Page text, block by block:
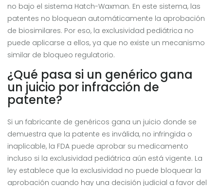
no bajo el sistema Hatch-Waxman. En este sistema, las
patentes no bloquean automáticamente la aprobación
de biosimilares. Por eso, la exclusividad pediátrica no
puede aplicarse a ellos, ya que no existe un mecanismo
similar de bloqueo regulatorio.
¿Qué pasa si un genérico gana
un juicio por infracción de
patente?
Si un fabricante de genéricos gana un juicio donde se
demuestra que la patente es inválida, no infringida o
inaplicable, la FDA puede aprobar su medicamento
incluso si la exclusividad pediátrica aún está vigente. La
ley establece que la exclusividad no puede bloquear la
aprobación cuando hay una decisión judicial a favor del